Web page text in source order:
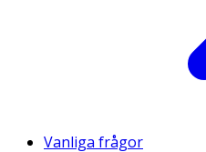
Vanliga frågor